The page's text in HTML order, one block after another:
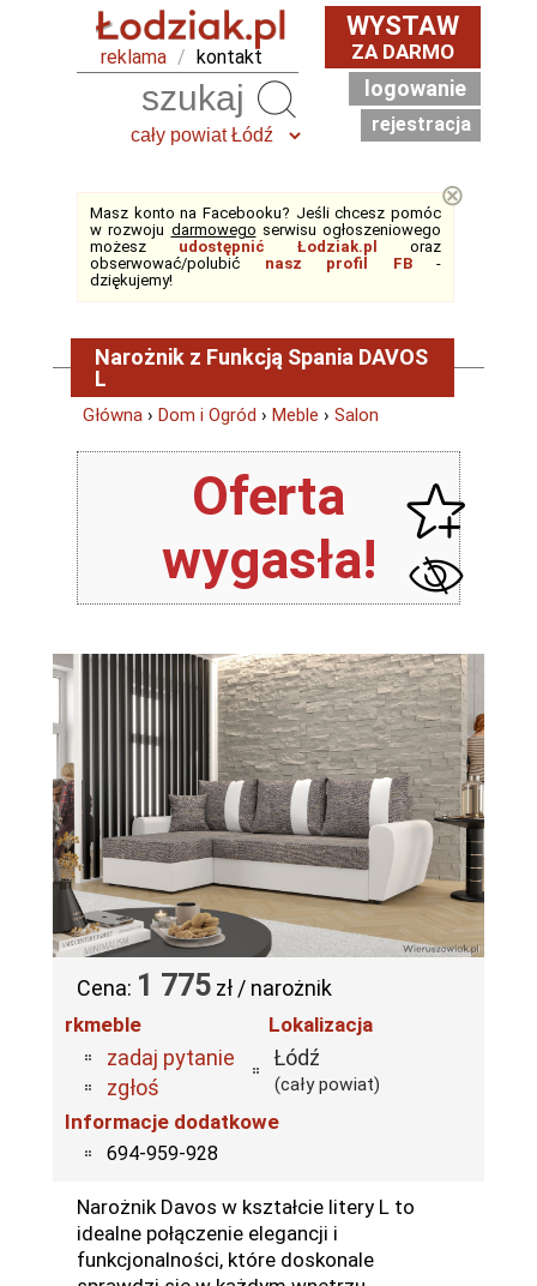
reklama / kontakt
WYSTAW
ZA DARMO
logowanie
rejestracja
Masz konto na Facebooku? Jeśli chcesz pomóc
w rozwoju darmowego serwisu ogłoszeniowego
możesz udostępnić Łodziak.pl
oraz
obserwować/polubić nasz profil FB-
dziękujemy!
⊗
Narożnik z Funkcją Spania DAVOS
L
Główna › Dom i Ogród › Meble › Salon
Oferta
wygasła!
Cena: 1 775 zł / narożnik
rkmeble
zadaj pytanie
zgłoś
Lokalizacja
Łódź
(cały powiat)
Informacje dodatkowe
694-959-928
Narożnik Davos w kształcie litery L to
idealne połączenie elegancji i
funkcjonalności, które doskonale